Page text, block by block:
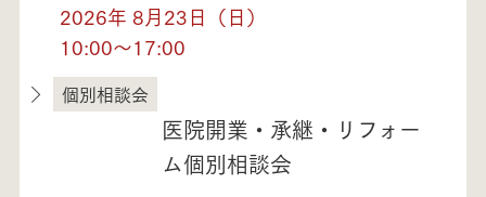
2026年 8月23日（日）
10:00～17:00
茨城県
個別相談会
医院開業・承継・リフォー
ム個別相談会